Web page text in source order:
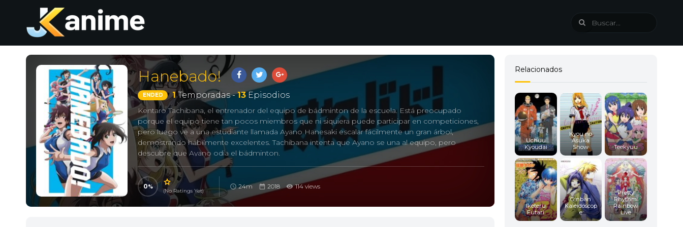
Hanebado!
ENDED 1Temporadas -13Episodios
Kentaro Tachibana, el entrenador del equipo de bádminton de la escuela. Está preocupado
porque el equipo tiene tan pocos miembros que ni siquiera puede participar en competiciones,
pero luego ve a una estudiante llamada Ayano Hanesaki escalar fácilmente un gran árbol,
demostrando hábilmente excelentes. Tachibana intenta que Ayano se una al equipo, pero
descubre que Ayano odia el bádminton.
The Badminton play of Ayano Hanesaki!, はねバド!
0
(No Ratings Yet)
24m 2018 114 views
Relacionados
Uchuu
Kyoudai
Kyou no
Asuka
Show
Teekyuu
Iketeru
Futari
Ginban
Kaleidoscop
e
Pretty
Rhythm:
Rainbow
Live